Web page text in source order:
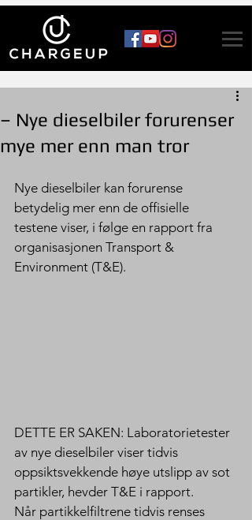
– Nye dieselbiler forurenser
mye mer enn man tror
Nye dieselbiler kan forurense
betydelig mer enn de offisielle
testene viser, i følge en rapport fra
organisasjonen Transport &
Environment (T&E).
DETTE ER SAKEN: Laboratorietester
av nye dieselbiler viser tidvis
oppsiktsvekkende høye utslipp av sot
partikler, hevder T&E i rapport.
Når partikkelfiltrene tidvis renses